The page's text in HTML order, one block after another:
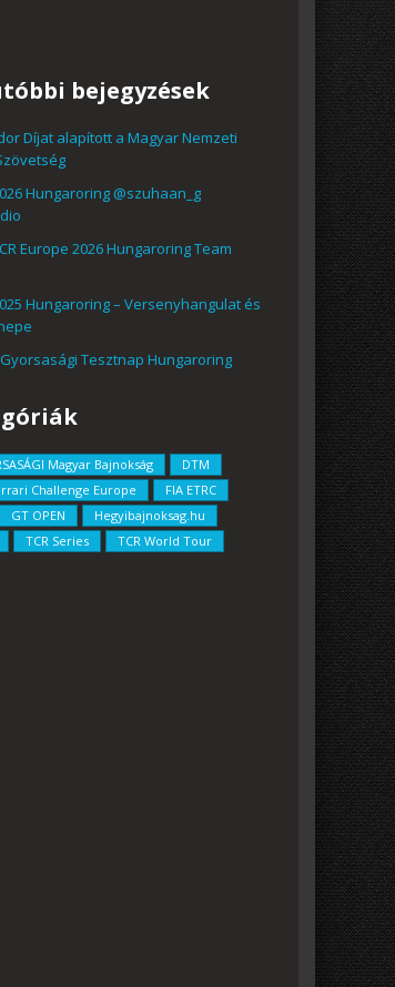
bejegyzések
Díjat alapított a Magyar Nemzeti
Hungaroring @szuhaan_g
Europe 2026 Hungaroring Team
Hungaroring – Versenyhangulat és
Gyorsasági Tesztnap Hungaroring
Magyar Bajnokság
DTM
Challenge Europe
FIA ETRC
GT OPEN
Hegyibajnoksag.hu
TCR Series TCR World Tour